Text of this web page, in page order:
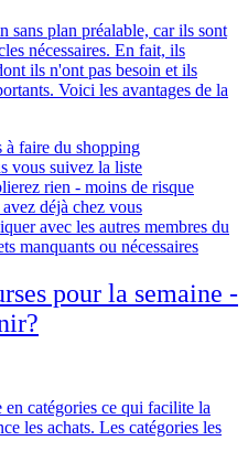
sans plan préalable, car ils sont
nécessaires. En fait, ils
ils n'ont pas besoin et ils
Voici les avantages de la
à faire du shopping
vous suivez la liste
rien - moins de risque
déjà chez vous
avec les autres membres du
manquants ou nécessaires
pour la semaine -
catégories ce qui facilite la
les achats. Les catégories les